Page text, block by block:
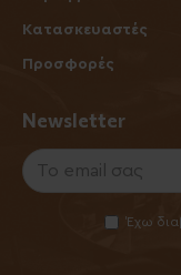
Κατασκευαστές
Προσφορές
Newsletter
Έχω